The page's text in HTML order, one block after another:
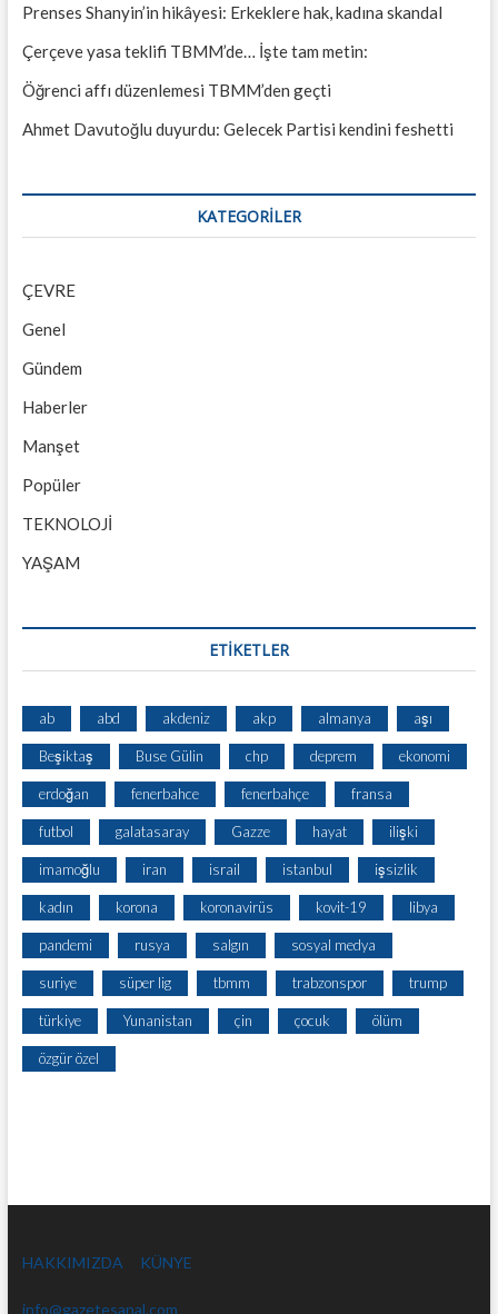
Prenses Shanyin’in hikâyesi: Erkeklere hak, kadına skandal
Çerçeve yasa teklifi TBMM’de… İşte tam metin:
Öğrenci affı düzenlemesi TBMM’den geçti
Ahmet Davutoğlu duyurdu: Gelecek Partisi kendini feshetti
KATEGORILER
ÇEVRE
Genel
Gündem
Haberler
Manşet
Popüler
TEKNOLOJİ
YAŞAM
ETİKETLER
ab abd akdeniz akp almanya aşı
Beşiktaş Buse Gülin chp deprem ekonomi
erdoğan fenerbahce fenerbahçe fransa
futbol galatasaray Gazze hayat ilişki
imamoğlu iran israil istanbul işsizlik
kadın korona koronavirüs kovit-19 libya
pandemi rusya salgın sosyal medya
suriye süper lig tbmm trabzonspor trump
türkiye Yunanistan çin çocuk ölüm
özgür özel
HAKKIMIZDA KÜNYE
info@gazetesanal.com